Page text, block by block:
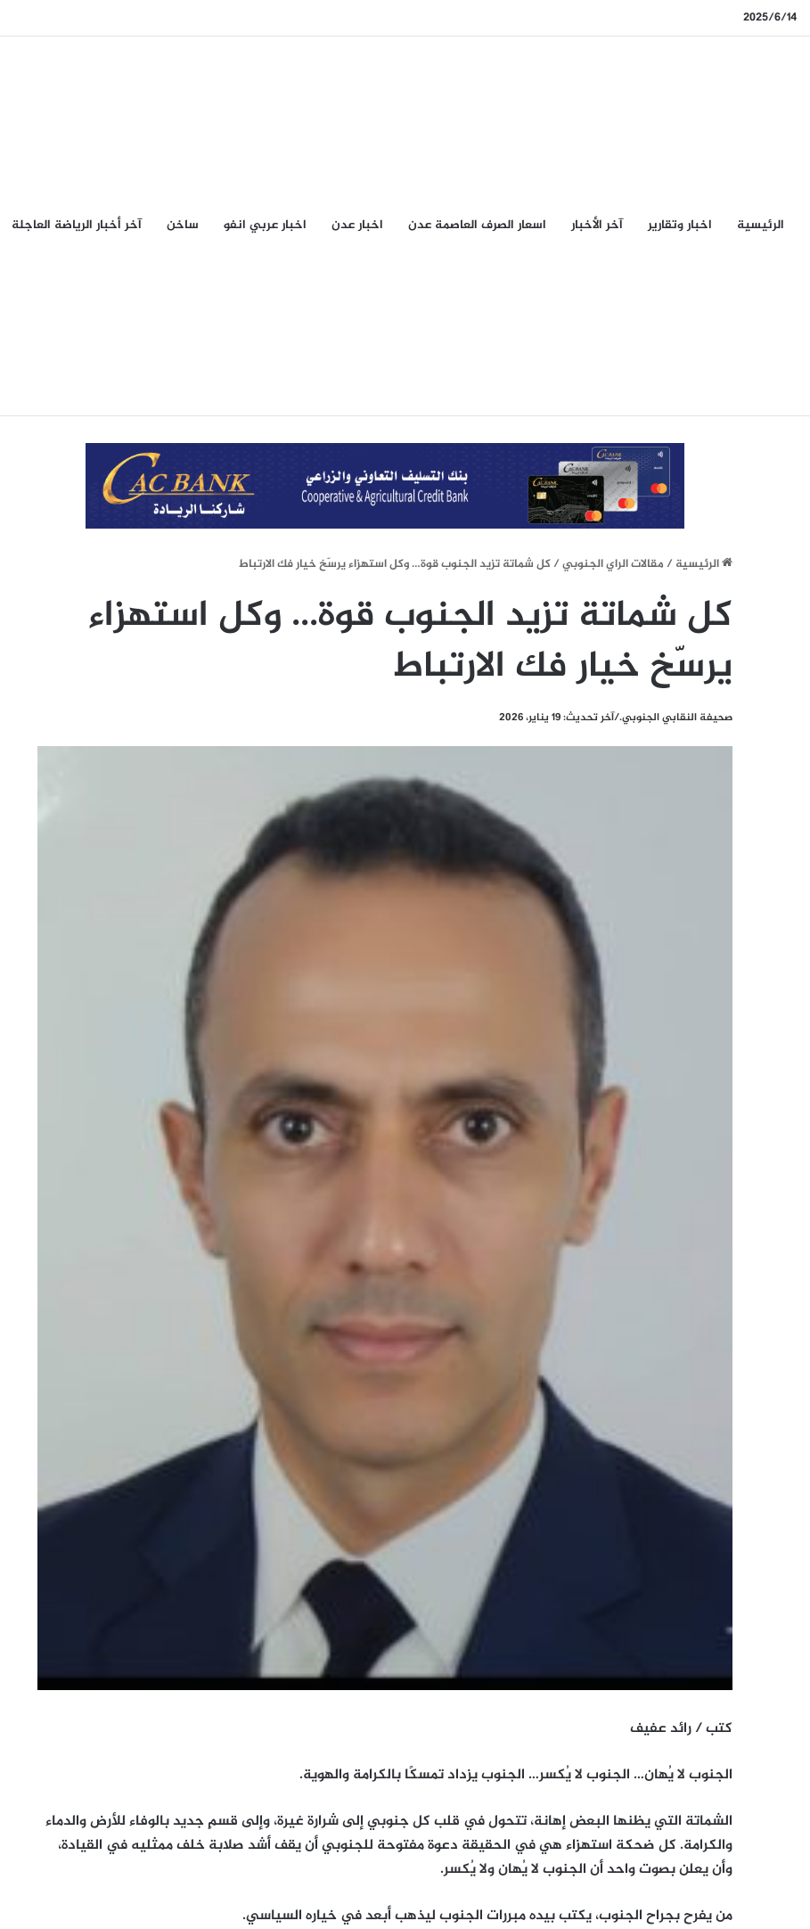
2025/6/14
الرئيسيِة اخبار وتقارير آخر الأخبار اسعار الصرف العاصمة عدن اخبار عدن اخبار عربي انفو ساخن آخر أخبار الرياضة العاجلة
الرئيسيِة/مقالات الراي الجنوبي/كل شماتة تزيد الجنوب قوة… وكل استهزاء يرسّخ خيار فك الارتباط
كل شماتة تزيد الجنوب قوة… وكل استهزاء
يرسّخ خيار فك الارتباط
صحيفة النقابي الجنوبي./آخر تحديث: 19 يناير، 2026
كتب / رائد عفيف
الجنوب لا يُهان… الجنوب لا يُكسر… الجنوب يزداد تمسكًا بالكرامة والهوية.
الشماتة التي يظنها البعض إهانة، تتحول في قلب كل جنوبي إلى شرارة غيرة، وإلى قسمٍ جديد بالوفاء للأرض والدماء
والكرامة. كل ضحكة استهزاء هي في الحقيقة دعوة مفتوحة للجنوبي أن يقف أشد صلابة خلف ممثليه في القيادة،
وأن يعلن بصوت واحد أن الجنوب لا يُهان ولا يُكسر.
من يفرح بجراح الجنوب، يكتب بيده مبررات الجنوب ليذهب أبعد في خياره السياسي.